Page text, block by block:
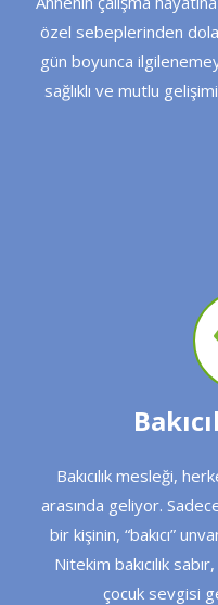
özel sebeplerinden
gün boyunca
sağlıklı ve mutlu
Bakıcılık mesleği,
arasında geliyor.
bir kişinin, “bakıcı”
Nitekim bakıcılık
çocuk sevgisi